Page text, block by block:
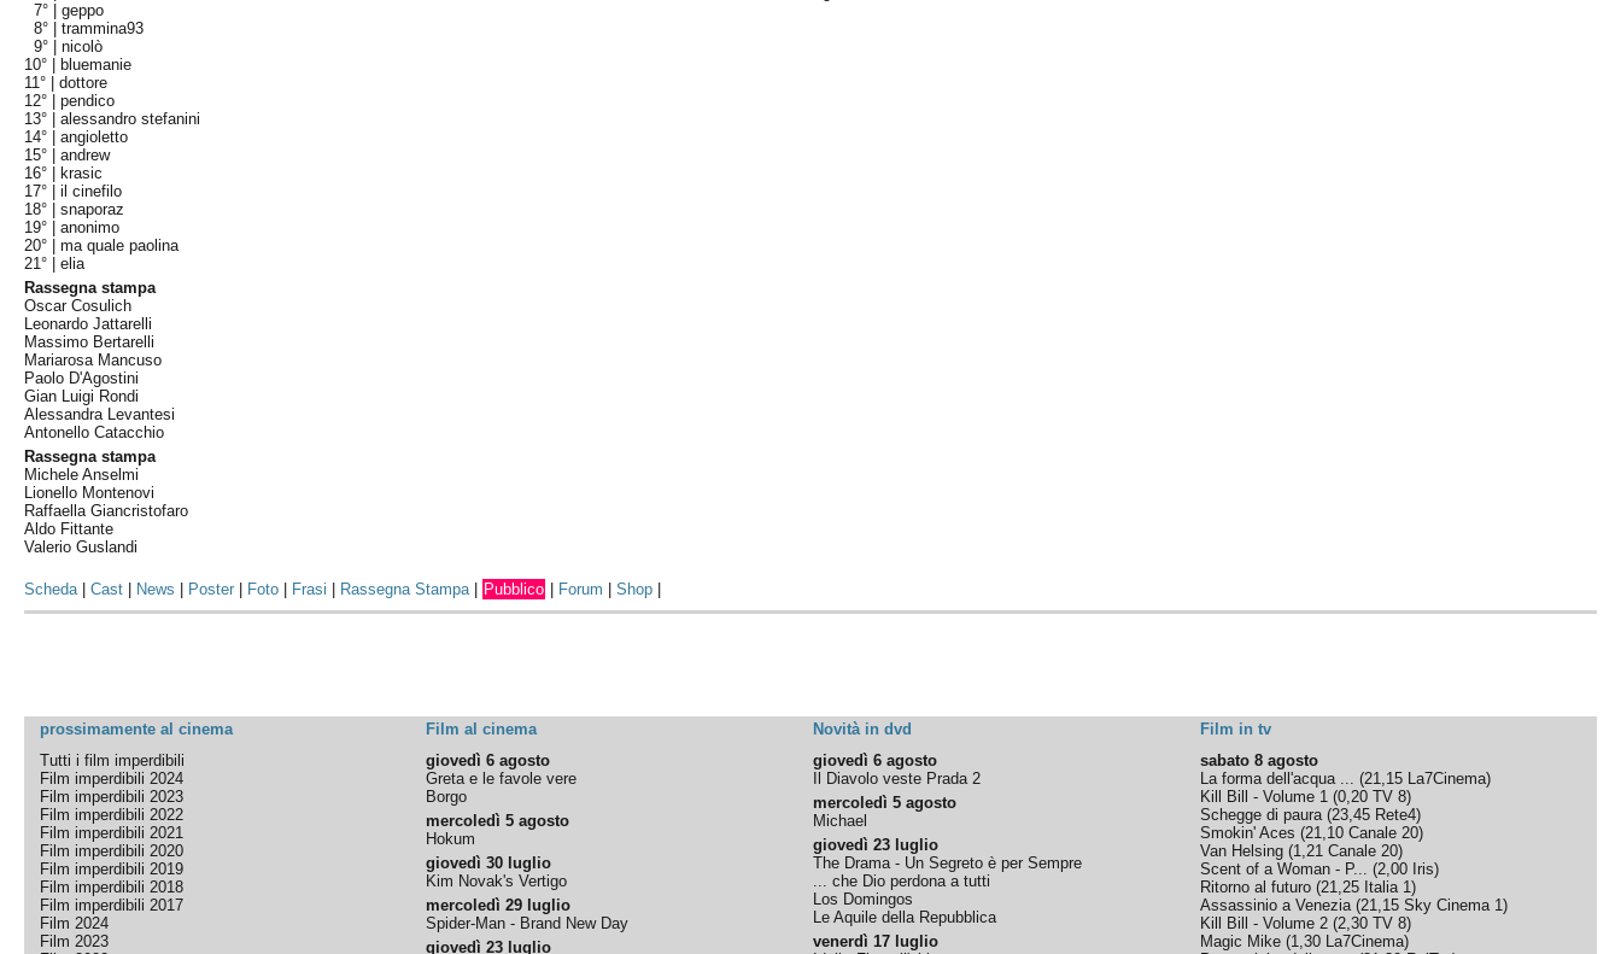
7° |geppo
8° |trammina93
9° |nicolò
10° |
bluemanie
11° |dottore
12° |pendico
13° |alessandro stefanini
14° |angioletto
15° |andrew
16° |
krasic
17° |il cinefilo
18° |snaporaz
19° |anonimo
20° |ma quale paolina
21° |elia
Rassegna stampa
Oscar Cosulich
Leonardo Jattarelli
Massimo Bertarelli
Mariarosa Mancuso
Paolo D'Agostini
Gian Luigi Rondi
Alessandra Levantesi
Antonello Catacchio
Rassegna stampa
Michele Anselmi
Lionello Montenovi
Raffaella Giancristofaro
Aldo Fittante
Valerio Guslandi
Scheda|Cast News Poster Foto Frasi Rassegna Stampa| Pubblico Forum |Shop
prossimamente al cinema Film al cinema Novità in dvd
Film in tv
Tutti i film imperdibili
Film imperdibili 2024
Film imperdibili 2023
Film imperdibili 2022
Film imperdibili 2021
Film imperdibili 2020
Film imperdibili 2019
Film imperdibili 2018
Film imperdibili 2017
Film 2024
Film 2023
giovedì 6 agosto
Greta e le favole vere
Borgo
mercoledì 5 agosto
Hokum
giovedì 30 luglio
Kim Novak's Vertigo
mercoledì 29 luglio
Spider-Man - Brand New Day
giovedì 23 luglio
giovedì 6 agosto
Il Diavolo veste Prada 2
mercoledì 5 agosto
Michael
giovedì 23 luglio
The Drama - Un Segreto è per Sempre
... che Dio perdona a tutti
Los Domingos
Le Aquile della Repubblica
venerdì 17 luglio
sabato 8 agosto
La forma dell'acqua ... (21,15 La7Cinema)
Kill Bill - Volume 1 (0,20 TV 8)
Schegge di paura(23,45 Rete4)
Smokin' Aces (21,10 Canale 20)
Van Helsing (1,21 Canale 20)
Scent of a Woman - P... (2,00 Iris)
Ritorno al futuro (21,25 Italia 1)
Assassinio a Venezia(21,15 Sky Cinema 1)
Kill Bill - Volume 2 (2,30 TV 8)
Magic Mike (1,30 La7Cinema)